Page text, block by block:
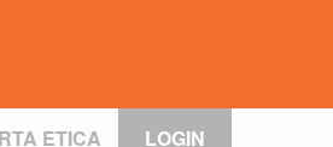
ETICA LOGIN